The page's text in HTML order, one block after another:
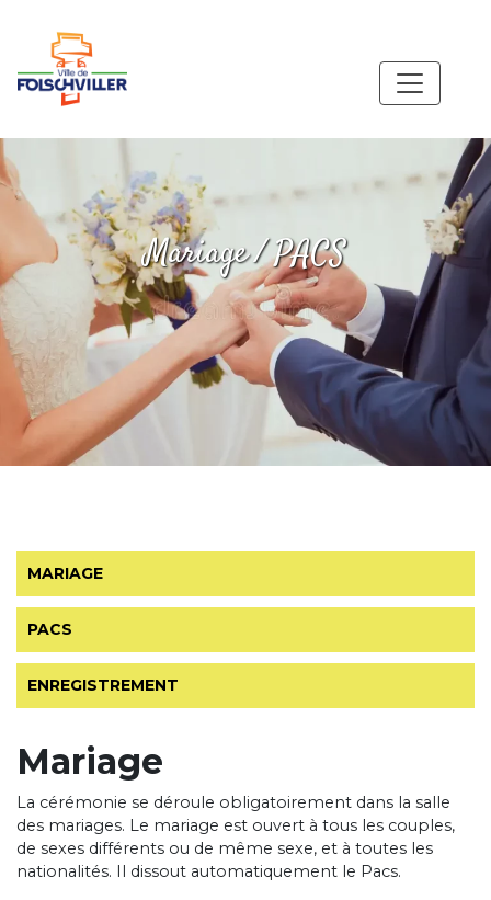
Mariage / PACS
MARIAGE
PACS
ENREGISTREMENT
Mariage
La cérémonie se déroule obligatoirement dans la salle
des mariages. Le mariage est ouvert à tous les couples,
de sexes différents ou de même sexe, et à toutes les
nationalités. Il dissout automatiquement le Pacs.